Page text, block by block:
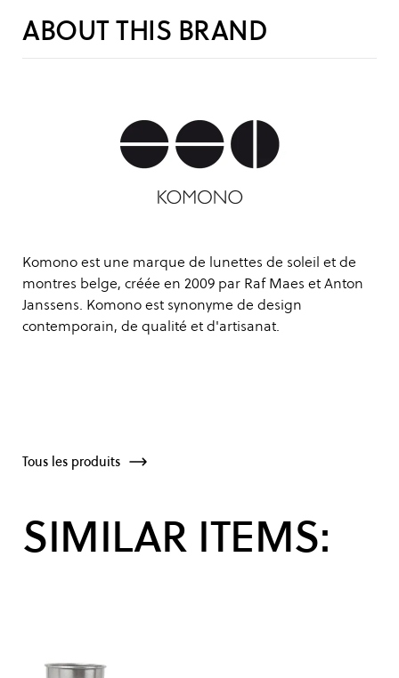
ABOUT THIS BRAND
Komono est une marque de lunettes de soleil et de
montres belge, créée en 2009 par Raf Maes et Anton
Janssens. Komono est synonyme de design
contemporain, de qualité et d'artisanat.
Tous les produits
SIMILAR ITEMS: